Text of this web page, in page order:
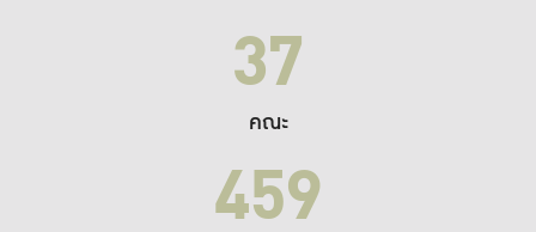
37
คณะ
459